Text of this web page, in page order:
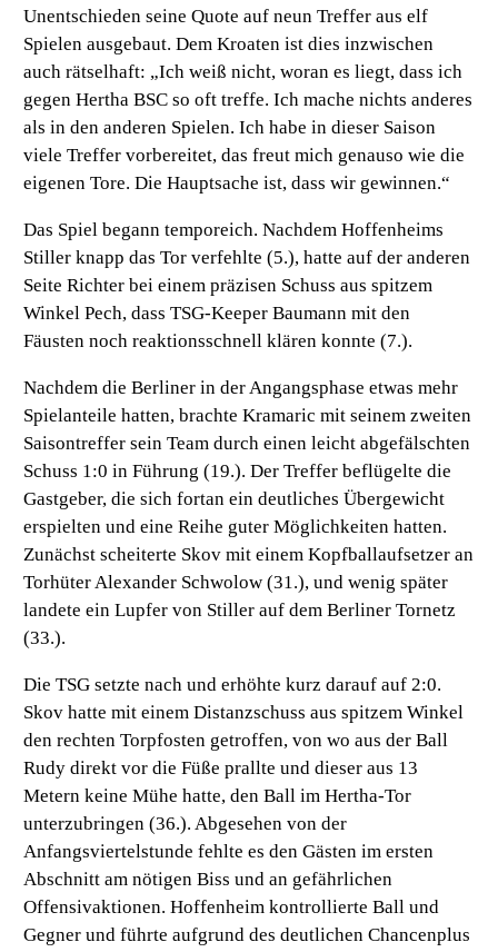
Unentschieden seine Quote auf neun Treffer aus elf
Spielen ausgebaut. Dem Kroaten ist dies inzwischen
auch rätselhaft: „Ich weiß nicht, woran es liegt, dass ich
gegen Hertha BSC so oft treffe. Ich mache nichts anderes
als in den anderen Spielen. Ich habe in dieser Saison
viele Treffer vorbereitet, das freut mich genauso wie die
eigenen Tore. Die Hauptsache ist, dass wir gewinnen.“
Das Spiel begann temporeich. Nachdem Hoffenheims
Stiller knapp das Tor verfehlte (5.), hatte auf der anderen
Seite Richter bei einem präzisen Schuss aus spitzem
Winkel Pech, dass TSG-Keeper Baumann mit den
Fäusten noch reaktionsschnell klären konnte (7.).
Nachdem die Berliner in der Angangsphase etwas mehr
Spielanteile hatten, brachte Kramaric mit seinem zweiten
Saisontreffer sein Team durch einen leicht abgefälschten
Schuss 1:0 in Führung (19.). Der Treffer beflügelte die
Gastgeber, die sich fortan ein deutliches Übergewicht
erspielten und eine Reihe guter Möglichkeiten hatten.
Zunächst scheiterte Skov mit einem Kopfballaufsetzer an
Torhüter Alexander Schwolow (31.), und wenig später
landete ein Lupfer von Stiller auf dem Berliner Tornetz
(33.).
Die TSG setzte nach und erhöhte kurz darauf auf 2:0.
Skov hatte mit einem Distanzschuss aus spitzem Winkel
den rechten Torpfosten getroffen, von wo aus der Ball
Rudy direkt vor die Füße prallte und dieser aus 13
Metern keine Mühe hatte, den Ball im Hertha-Tor
unterzubringen (36.). Abgesehen von der
Anfangsviertelstunde fehlte es den Gästen im ersten
Abschnitt am nötigen Biss und an gefährlichen
Offensivaktionen. Hoffenheim kontrollierte Ball und
Gegner und führte aufgrund des deutlichen Chancenplus